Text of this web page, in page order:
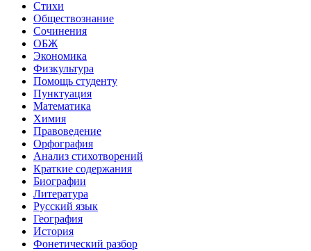
Стихи
Обществознание
Сочинения
ОБЖ
Экономика
Физкультура
Помощь студенту
Пунктуация
Математика
Химия
Правоведение
Орфография
Анализ стихотворений
Краткие содержания
Биографии
Литература
Русский язык
География
История
Фонетический разбор